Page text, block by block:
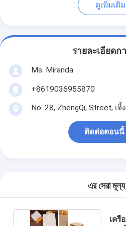
ดูเพิ่มเติม
รายละเอียดก
Ms. Miranda
+8619036955870
No. 28, ZhengQi, Street, เจิ้
ติดต่อตอนนี้
এর সেরা
เครื่